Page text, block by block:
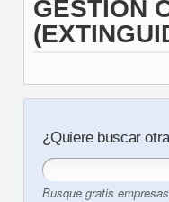
GESTION
¿Quiere buscar
Busque gratis